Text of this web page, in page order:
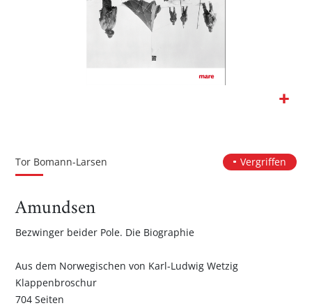
Bildgalerie
Tor Bomann-Larsen Vergriffen
Amundsen
Bezwinger beider Pole. Die Biographie
Aus dem Norwegischen von Karl-Ludwig Wetzig
Klappenbroschur
704 Seiten